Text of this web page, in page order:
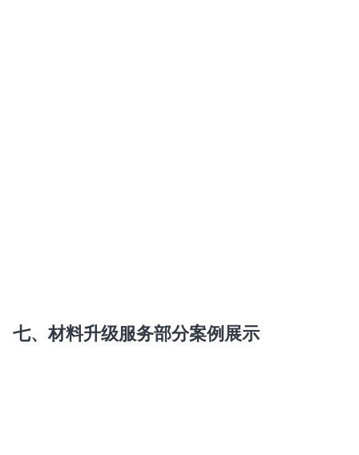
七、材料升级服务部分案例展示